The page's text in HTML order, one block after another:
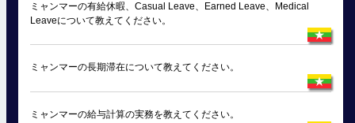
ミャンマーの有給休暇、Casual Leave、Earned Leave、Medical
Leaveについて教えてください。
ミャンマーの長期滞在について教えてください。
ミャンマーの給与計算の実務を教えてください。